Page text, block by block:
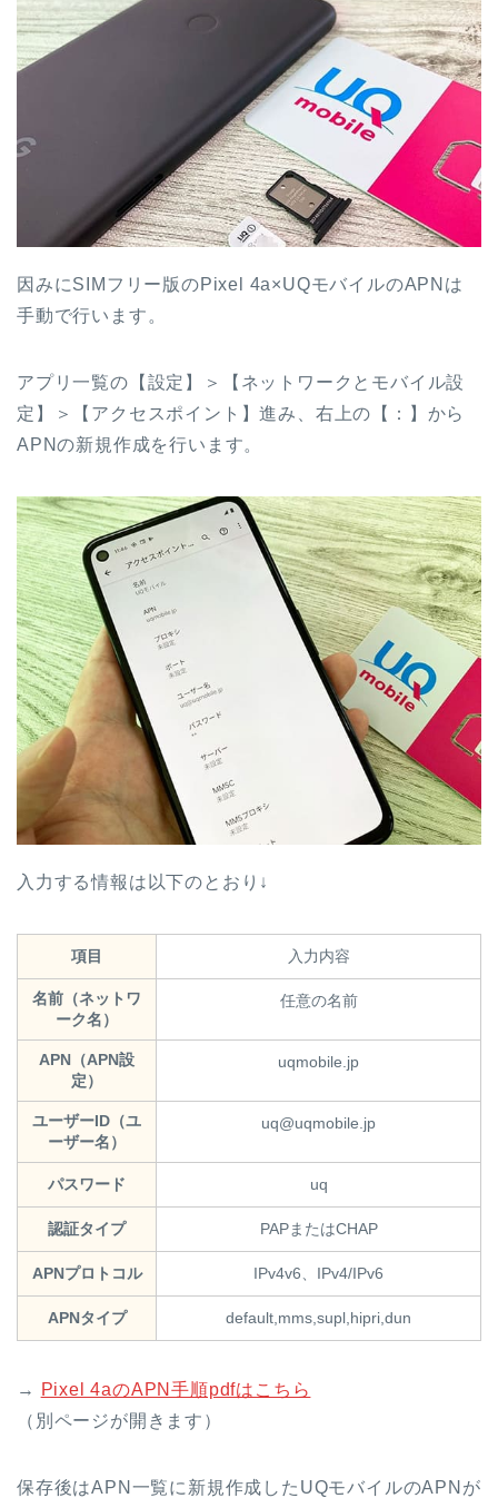
因みにSIMフリー版のPixel 4a×UQモバイルのAPNは
手動で行います。
アプリ一覧の【設定】＞【ネットワークとモバイル設
定】＞【アクセスポイント】進み、右上の【：】から
APNの新規作成を行います。
入力する情報は以下のとおり↓
項目 入力内容
名前（ネットワ
ーク名）
任意の名前
APN（APN設
定）
uqmobile.jp
ユーザーID（ユ
ーザー名）
uq@uqmobile.jp
パスワード uq
認証タイプ PAPまたはCHAP
APNプロトコル IPv4v6、IPv4/IPv6
APNタイプ default,mms,supl,hipri,dun
→
Pixel 4aのAPN手順pdfはこちら
（別ページが開きます）
保存後はAPN一覧に新規作成したUQモバイルのAPNが